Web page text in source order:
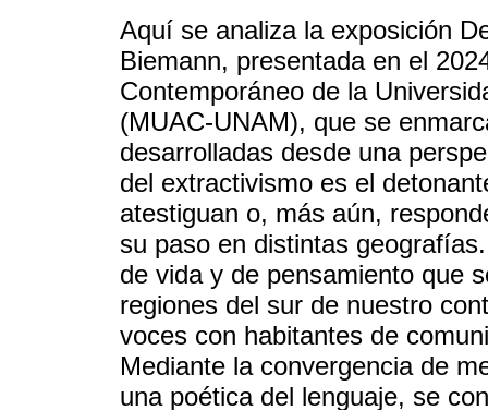
Aquí se analiza la exposición
Biemann, presentada en el
Contemporáneo de la
(MUAC-UNAM), que se
desarrolladas desde una
del extractivismo es el
atestiguan o, más aún,
su paso en distintas
de vida y de pensamiento que
regiones del sur de nuestro
voces con habitantes de
Mediante la convergencia de
una poética del lenguaje, se